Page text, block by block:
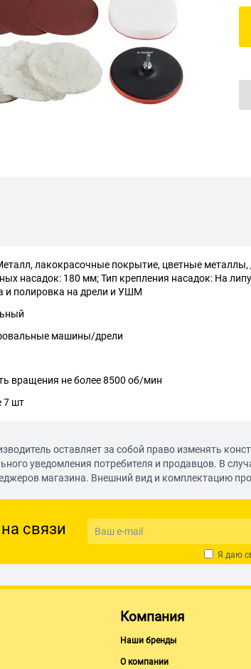
лакокрасочные покрытие, цветные металлы,
насадок: 180 мм; Тип крепления насадок: На
и полировка на дрели и УШМ
машины/дрели
вращения не более 8500 об/мин
7 шт
оставляет за собой право изменять
уведомления потребителя и продавцов. В
магазина. Внешний вид и комплектацию
связи
Я даю
Компания
Наши бренды
О компании